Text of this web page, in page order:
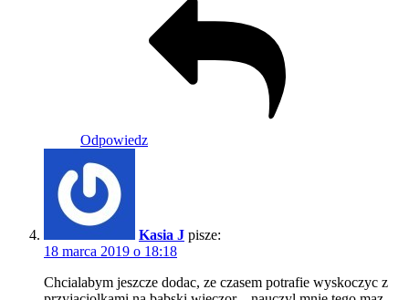
Odpowiedz
Kasia J pisze:
18 marca 2019 o 18:18
Chcialabym jeszcze dodac, ze czasem potrafie wyskoczyc z